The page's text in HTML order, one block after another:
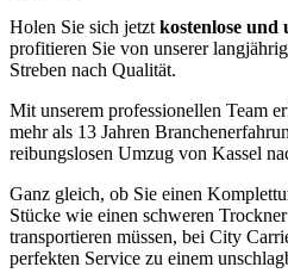
Holen Sie sich jetzt kostenlose und
profitieren Sie von unserer
Streben nach Qualität.
Mit unserem professionellen Team
mehr als 13 Jahren
reibungslosen Umzug von Kassel
Ganz gleich, ob Sie einen
Stücke wie einen schweren
transportieren müssen, bei City
perfekten Service zu einem